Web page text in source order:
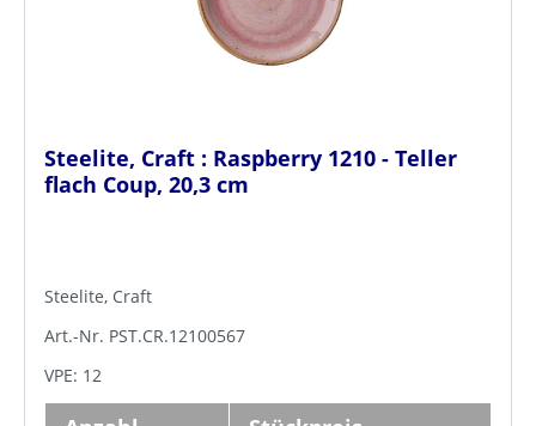
Steelite, Craft : Raspberry 1210 - Teller
flach Coup, 20,3 cm
Steelite, Craft
Art.-Nr. PST.CR.12100567
VPE: 12